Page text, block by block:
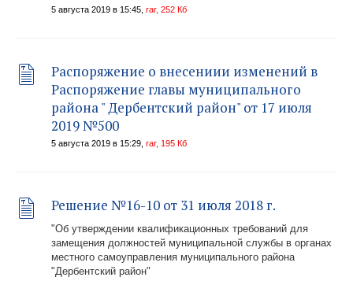
5 августа 2019 в 15:45, rar, 252 Кб
Распоряжение о внесениии изменений в
Распоряжение главы муниципального
района " Дербентский район" от 17 июля
2019 №500
5 августа 2019 в 15:29, rar, 195 Кб
Решение №16-10 от 31 июля 2018 г.
"Об утверждении квалификационных требований для
замещения должностей муниципальной службы в органах
местного самоуправления муниципального района
"Дербентский район"